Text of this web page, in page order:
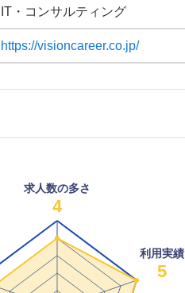
IT・コンサルティング
https://visioncareer.co.jp/
求人数の多さ
4
利用実績
5